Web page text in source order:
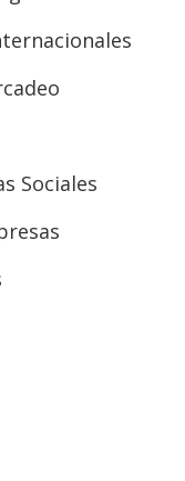
Sociales